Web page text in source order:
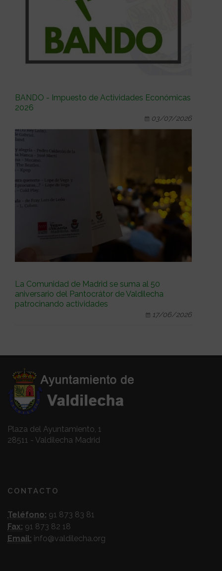
BANDO - Impuesto de Actividades Económicas
2026
03/07/2026
La Comunidad de Madrid se suma al 50
aniversario del Pantocrátor de Valdilecha
patrocinando actividades
17/06/2026
Plaza del Ayuntamiento, 1
28511 - Valdilecha Madrid
CONTACTO
Teléfono: 91 873 83 81
Fax: 91 873 82 18
Email: info@valdilecha.org